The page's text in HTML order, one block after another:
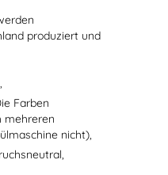
produziert und
Farben
mehreren
nicht),